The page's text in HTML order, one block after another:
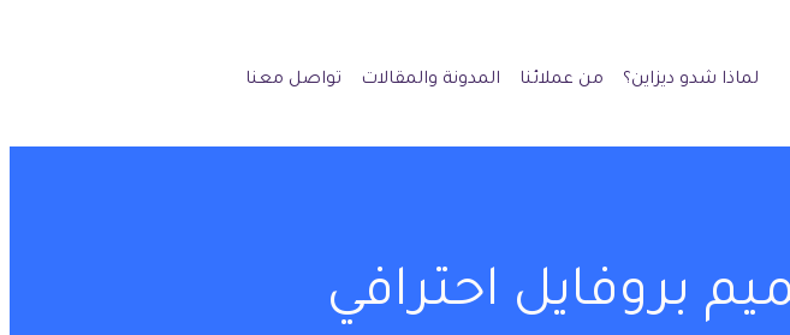
لماذا شدو ديزاين؟ من عملائنا المدونة والمقالات تواصل معنا
بروفايل احترافي